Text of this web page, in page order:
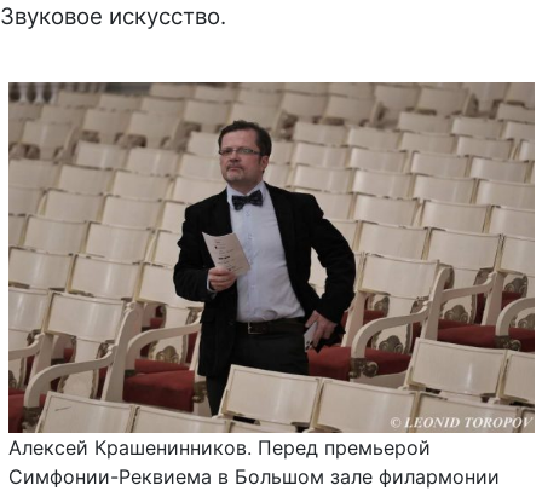
Звуковое искусство.
Алексей Крашенинников. Перед премьерой
Симфонии-Реквиема в Большом зале филармонии